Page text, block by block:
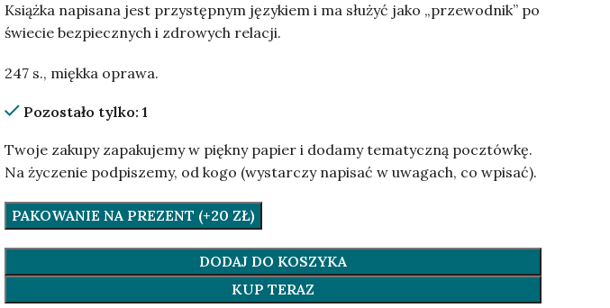
Książka napisana jest przystępnym językiem i ma służyć jako „przewodnik” po
świecie bezpiecznych i zdrowych relacji.
247 s., miękka oprawa.
Pozostało tylko: 1
Twoje zakupy zapakujemy w piękny papier i dodamy tematyczną pocztówkę.
Na życzenie podpiszemy, od kogo (wystarczy napisać w uwagach, co wpisać).
PAKOWANIE NA PREZENT (+20 ZŁ)
DODAJ DO KOSZYKA
KUP TERAZ